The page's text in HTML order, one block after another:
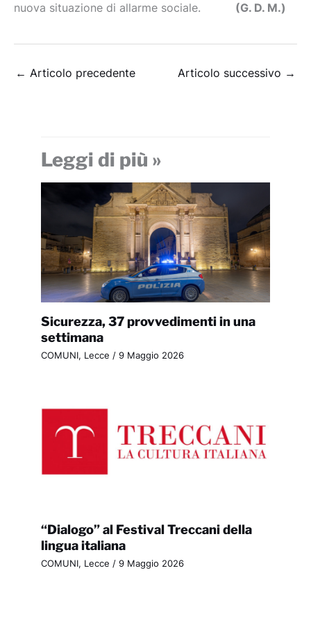
nuova situazione di allarme sociale. (G. D. M.)
← Articolo precedente Articolo successivo →
Leggi di più »
Sicurezza, 37 provvedimenti in una
settimana
COMUNI, Lecce / 9 Maggio 2026
“Dialogo” al Festival Treccani della
lingua italiana
COMUNI, Lecce / 9 Maggio 2026